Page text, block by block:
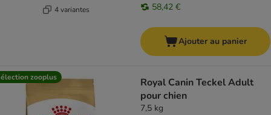
4 variantes 58,42 €
Ajouter au panier
zooplus
Royal Canin Teckel Adult
pour chien
7,5 kg